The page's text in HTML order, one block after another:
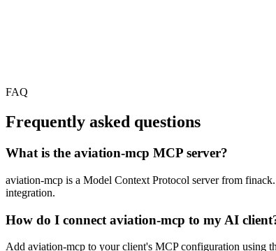
FAQ
Frequently asked questions
What is the aviation-mcp MCP server?
aviation-mcp is a Model Context Protocol server from
integration.
How do I connect aviation-mcp to my AI
Add aviation-mcp to your client's MCP configuration using